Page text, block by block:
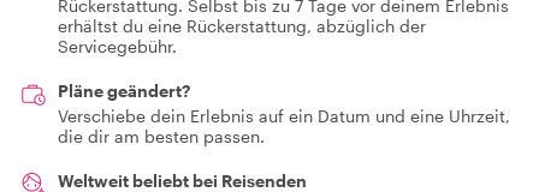
Rückerstattung. Selbst bis zu 7 Tage vor deinem Erlebnis
erhältst du eine Rückerstattung, abzüglich der
Servicegebühr.
Pläne geändert?
Verschiebe dein Erlebnis auf ein Datum und eine Uhrzeit,
die dir am besten passen.
Weltweit beliebt bei Reisenden